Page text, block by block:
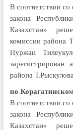
В соответствии
закона
Казахстан»
комиссии района
Нуржан
зарегистрирован
района
по
В соответствии
закона
Казахстан»